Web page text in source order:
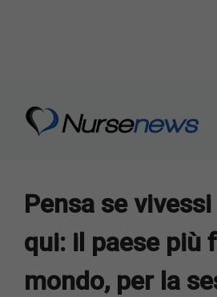
Pensa se
qui: il paese più
mondo, per la